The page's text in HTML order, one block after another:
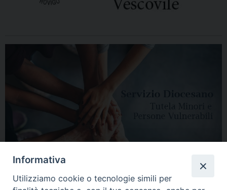
Informativa
Utilizziamo cookie o tecnologie simili per